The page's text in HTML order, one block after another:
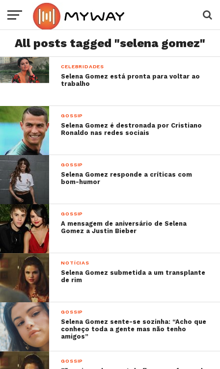
All posts tagged "selena gomez"
CELEBRIDADES
Selena Gomez está pronta para voltar ao
trabalho
GOSSIP
Selena Gomez é destronada por Cristiano
Ronaldo nas redes sociais
GOSSIP
Selena Gomez responde a críticas com
bom-humor
GOSSIP
A mensagem de aniversário de Selena
Gomez a Justin Bieber
NOTÍCIAS
Selena Gomez submetida a um transplante
de rim
GOSSIP
Selena Gomez sente-se sozinha: “Acho que
conheço toda a gente mas não tenho
amigos”
GOSSIP